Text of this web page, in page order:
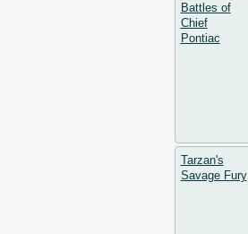
Battles of
Chief
Pontiac
Tarzan's
Savage Fury